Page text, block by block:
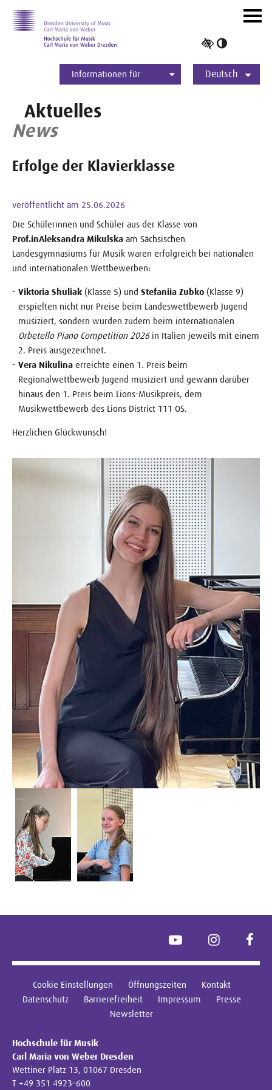
Informationen für
Deutsch
ein-/
Aktuelles
News
Erfolge der Klavierklasse
veröffentlicht am 25.06.2026
Die Schülerinnen und Schüler aus der Klasse von
Prof.inAleksandra Mikulska am Sächsischen
Landesgymnasiums für Musik waren erfolgreich bei nationalen
und internationalen Wettbewerben:
Viktoria Shuliak (Klasse 5) und Stefaniia Zubko (Klasse 9)
erspielten nicht nur Preise beim Landeswettbewerb Jugend
musiziert, sondern wurden zudem beim internationalen
Orbetello Piano Competition 2026in Italien jeweils mit einem
2. Preis ausgezeichnet.
Vera Nikulina erreichte einen 1. Preis beim
Regionalwettbewerb Jugend musiziert und gewann darüber
hinaus den 1. Preis beim Lions-Musikpreis, dem
Musikwettbewerb des Lions District 111 OS.
Herzlichen Glückwunsch!
YouTube Instagram
Cookie Einstellungen Öffnungszeiten
Kontakt
Datenschutz
Barrierefreiheit Impressum
Presse
Newsletter
Hochschule für Musik
Carl Maria von Weber Dresden
Wettiner Platz 13, 01067 Dresden
T +49 351 4923–600